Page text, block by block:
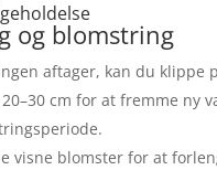
og blomstring
aftager, kan du klippe
cm for at fremme ny
visne blomster for at